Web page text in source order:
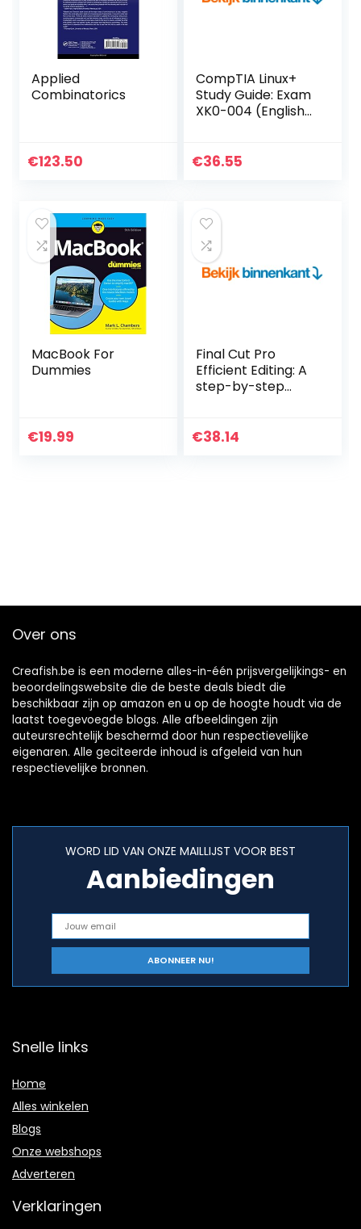
Applied
Combinatorics
€123.50
CompTIA Linux+
Study Guide: Exam
XK0-004 (English
€36.55
MacBook For
Dummies
€19.99
Final Cut Pro
Efficient Editing: A
step-by-step
FCP 10.5 (English
€38.14
Over ons
Creafish.be is een moderne alles-in-één prijsvergelijkings- en
beoordelingswebsite die de beste deals biedt die
beschikbaar zijn op amazon en u op de hoogte houdt via de
laatst toegevoegde blogs. Alle afbeeldingen zijn
auteursrechtelijk beschermd door hun respectievelijke
eigenaren. Alle geciteerde inhoud is afgeleid van hun
respectievelijke bronnen.
WORD LID VAN ONZE MAILLIJST VOOR BEST
Aanbiedingen
Snelle links
Home
Alles winkelen
Blogs
Onze webshops
Adverteren
Verklaringen